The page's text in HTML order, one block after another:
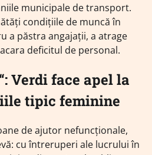
municipale de transport.
condițiile de muncă în
a păstra angajații, a atrage
deficitul de personal.
Verdi face apel la
tipic feminine
de ajutor nefuncționale,
cu întreruperi ale lucrului în